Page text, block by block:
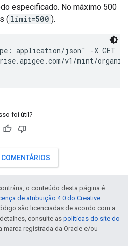
especificado. No máximo 500
( limit=500 ).
application/json" -X GET \
v1/mint/
foi útil?
COMENTÁRIOS
o conteúdo desta página é
de atribuição 4.0 do Creative
são licenciadas de acordo com a
consulte as políticas do site do
marca registrada da Oracle e/ou